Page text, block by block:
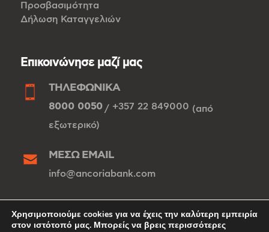
Προσβασιμότητα
Δήλωση Καταγγελιών
Επικοινώνησε μαζί μας
ΤΗΛΕΦΩΝΙΚΑ
8000 0050/ +357 22 849000 (από
εξωτερικό)
ΜΕΣΩ EMAIL
info@ancoriabank.com
ΤΡΑΠΕΖΙΚΑ ΚΕΝΤΡΑ
Λευκωσία Λεμεσός Λάρνακα
Χρησιμοποιούμε cookies για να έχεις την καλύτερη εμπειρία
στον ιστότοπό μας. Μπορείς να βρεις περισσότερες